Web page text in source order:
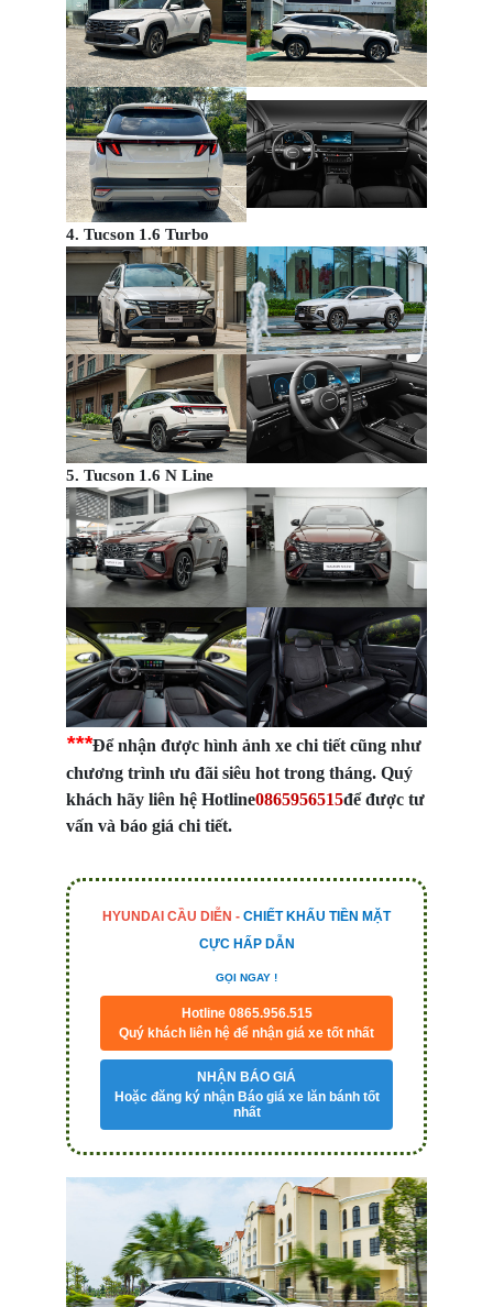
4. Tucson 1.6 Turbo
5. Tucson 1.6 N Line
***Để nhận được hình ảnh xe chi tiết cũng như
chương trình ưu đãi siêu hot trong tháng. Quý
khách hãy liên hệ Hotline0865956515để được tư
vấn và báo giá chi tiết.
HYUNDAI CẦU DIỄN - CHIẾT KHẤU TIỀN MẶT
CỰC HẤP DẪN
GỌI NGAY !
Hotline 0865.956.515
Quý khách liên hệ để nhận giá xe tốt nhất
NHẬN BÁO GIÁ
Hoặc đăng ký nhận Báo giá xe lăn bánh tốt
nhất